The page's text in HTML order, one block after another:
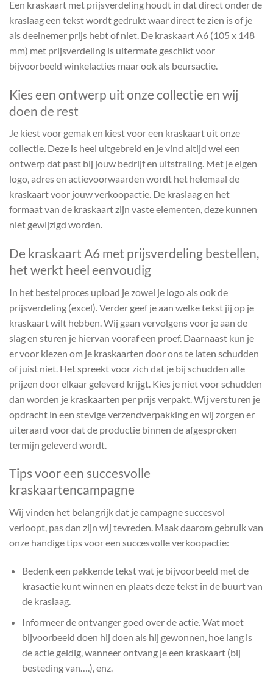
Een kraskaart met prijsverdeling houdt in dat direct onder de
kraslaag een tekst wordt gedrukt waar direct te zien is of je
als deelnemer prijs hebt of niet. De kraskaart A6 (105 x 148
mm) met prijsverdeling is uitermate geschikt voor
bijvoorbeeld winkelacties maar ook als beursactie.
Kies een ontwerp uit onze collectie en wij
doen de rest
Je kiest voor gemak en kiest voor een kraskaart uit onze
collectie. Deze is heel uitgebreid en je vind altijd wel een
ontwerp dat past bij jouw bedrijf en uitstraling. Met je eigen
logo, adres en actievoorwaarden wordt het helemaal de
kraskaart voor jouw verkoopactie. De kraslaag en het
formaat van de kraskaart zijn vaste elementen, deze kunnen
niet gewijzigd worden.
De kraskaart A6 met prijsverdeling bestellen,
het werkt heel eenvoudig
In het bestelproces upload je zowel je logo als ook de
prijsverdeling (excel). Verder geef je aan welke tekst jij op je
kraskaart wilt hebben. Wij gaan vervolgens voor je aan de
slag en sturen je hiervan vooraf een proef. Daarnaast kun je
er voor kiezen om je kraskaarten door ons te laten schudden
of juist niet. Het spreekt voor zich dat je bij schudden alle
prijzen door elkaar geleverd krijgt. Kies je niet voor schudden
dan worden je kraskaarten per prijs verpakt. Wij versturen je
opdracht in een stevige verzendverpakking en wij zorgen er
uiteraard voor dat de productie binnen de afgesproken
termijn geleverd wordt.
Tips voor een succesvolle
kraskaartencampagne
Wij vinden het belangrijk dat je campagne succesvol
verloopt, pas dan zijn wij tevreden. Maak daarom gebruik van
onze handige tips voor een succesvolle verkoopactie:
Bedenk een pakkende tekst wat je bijvoorbeeld met de
krasactie kunt winnen en plaats deze tekst in de buurt van
de kraslaag.
Informeer de ontvanger goed over de actie. Wat moet
bijvoorbeeld doen hij doen als hij gewonnen, hoe lang is
de actie geldig, wanneer ontvang je een kraskaart (bij
besteding van….), enz.